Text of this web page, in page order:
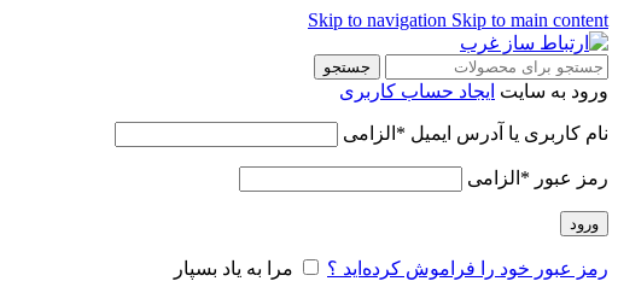
Skip to navigation Skip to main content
جستجو
ورود به سایت ایجاد حساب کاربری
نام کاربری یا آدرس ایمیل * الزامی
رمز عبور * الزامی
ورود
رمز عبور خود را فراموش کرده‌اید ؟ مرا به یاد بسپار